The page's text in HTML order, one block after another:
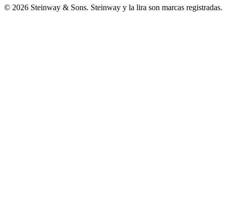
© 2026 Steinway & Sons. Steinway y la lira son marcas registradas.